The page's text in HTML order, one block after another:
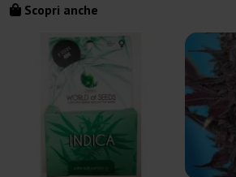
Scopri anche